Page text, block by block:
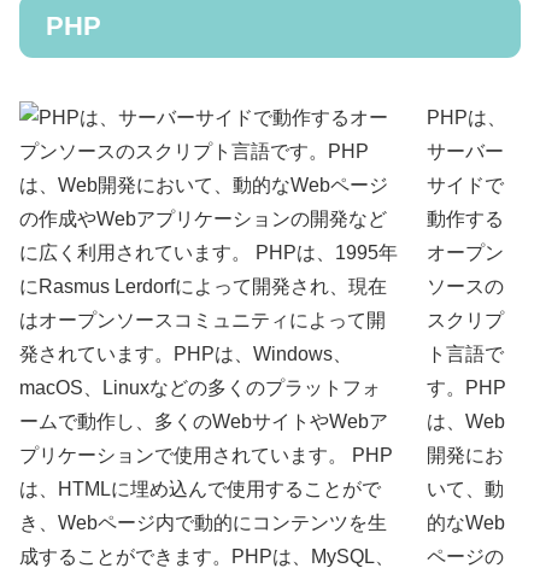
PHP
PHPは、
サーバー
サイドで
動作する
オープン
ソースの
スクリプ
ト言語で
す。PHP
は、Web
開発にお
いて、動
的なWeb
ページの